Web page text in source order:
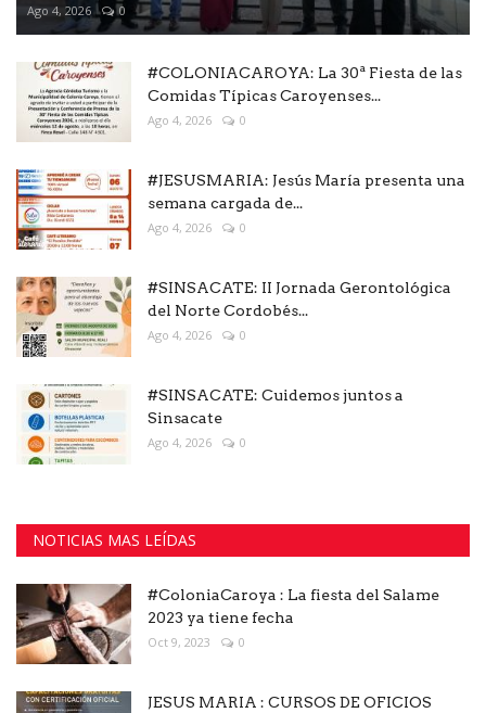
Ago 4, 2026 0
#COLONIACAROYA: La 30ª Fiesta de las
Comidas Típicas Caroyenses...
Ago 4, 2026 0
#JESUSMARIA: Jesús María presenta una
semana cargada de...
Ago 4, 2026 0
#SINSACATE: II Jornada Gerontológica
del Norte Cordobés...
Ago 4, 2026 0
#SINSACATE: Cuidemos juntos a
Sinsacate
Ago 4, 2026 0
NOTICIAS MAS LEÍDAS
#ColoniaCaroya : La fiesta del Salame
2023 ya tiene fecha
Oct 9, 2023 0
JESUS MARIA : CURSOS DE OFICIOS